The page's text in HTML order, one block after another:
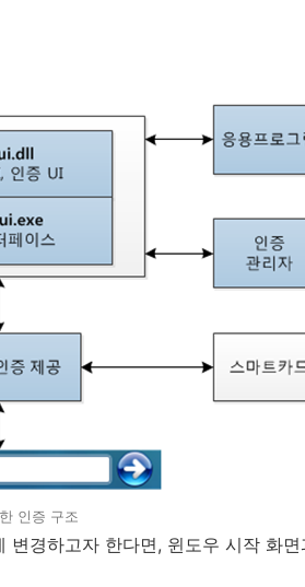
인증 구조
변경하고자 한다면, 윈도우 시작 화면